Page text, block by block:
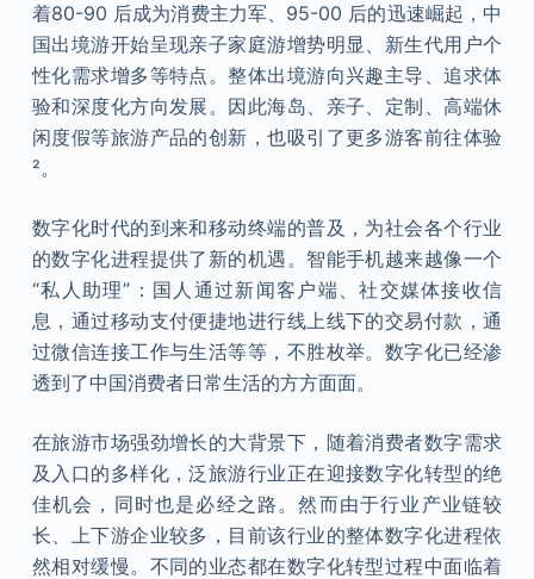
着80-90 后成为消费主力军、95-00 后的迅速崛起，中
国出境游开始呈现亲子家庭游增势明显、新生代用户个
性化需求增多等特点。整体出境游向兴趣主导、追求体
验和深度化方向发展。因此海岛、亲子、定制、高端休
闲度假等旅游产品的创新，也吸引了更多游客前往体验
²。
数字化时代的到来和移动终端的普及，为社会各个行业
的数字化进程提供了新的机遇。智能手机越来越像一个
“私人助理”：国人通过新闻客户端、社交媒体接收信
息，通过移动支付便捷地进行线上线下的交易付款，通
过微信连接工作与生活等等，不胜枚举。数字化已经渗
透到了中国消费者日常生活的方方面面。
在旅游市场强劲增长的大背景下，随着消费者数字需求
及入口的多样化，泛旅游行业正在迎接数字化转型的绝
佳机会，同时也是必经之路。然而由于行业产业链较
长、上下游企业较多，目前该行业的整体数字化进程依
然相对缓慢。不同的业态都在数字化转型过程中面临着